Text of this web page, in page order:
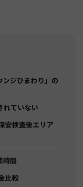
ジひまわり」の
れていない
安検査後エリア
時間
比較